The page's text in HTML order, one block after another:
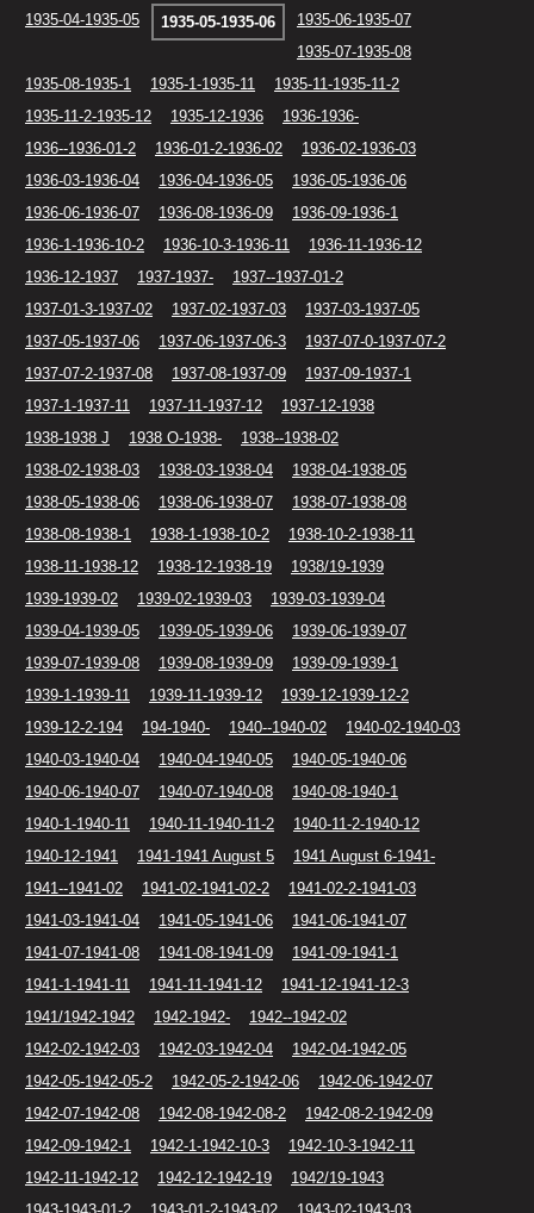
1935-04-1935-05
1935-05-1935-06
1935-06-1935-07
1935-07-1935-08
1935-08-1935-1
1935-1-1935-11
1935-11-1935-11-2
1935-11-2-1935-12
1935-12-1936
1936-1936-
1936--1936-01-2
1936-01-2-1936-02
1936-02-1936-03
1936-03-1936-04
1936-04-1936-05
1936-05-1936-06
1936-06-1936-07
1936-08-1936-09
1936-09-1936-1
1936-1-1936-10-2
1936-10-3-1936-11
1936-11-1936-12
1936-12-1937
1937-1937-
1937--1937-01-2
1937-01-3-1937-02
1937-02-1937-03
1937-03-1937-05
1937-05-1937-06
1937-06-1937-06-3
1937-07-0-1937-07-2
1937-07-2-1937-08
1937-08-1937-09
1937-09-1937-1
1937-1-1937-11
1937-11-1937-12
1937-12-1938
1938-1938 J
1938 O-1938-
1938--1938-02
1938-02-1938-03
1938-03-1938-04
1938-04-1938-05
1938-05-1938-06
1938-06-1938-07
1938-07-1938-08
1938-08-1938-1
1938-1-1938-10-2
1938-10-2-1938-11
1938-11-1938-12
1938-12-1938-19
1938/19-1939
1939-1939-02
1939-02-1939-03
1939-03-1939-04
1939-04-1939-05
1939-05-1939-06
1939-06-1939-07
1939-07-1939-08
1939-08-1939-09
1939-09-1939-1
1939-1-1939-11
1939-11-1939-12
1939-12-1939-12-2
1939-12-2-194
194-1940- 1940--1940-02
1940-02-1940-03
1940-03-1940-04
1940-04-1940-05
1940-05-1940-06
1940-06-1940-07
1940-07-1940-08
1940-08-1940-1
1940-1-1940-11
1940-11-1940-11-2
1940-11-2-1940-12
1940-12-1941
1941-1941 August 5
1941 August 6-1941-
1941--1941-02
1941-02-1941-02-2
1941-02-2-1941-03
1941-03-1941-04
1941-05-1941-06
1941-06-1941-07
1941-07-1941-08
1941-08-1941-09
1941-09-1941-1
1941-1-1941-11
1941-11-1941-12
1941-12-1941-12-3
1941/1942-1942
1942-1942-
1942--1942-02
1942-02-1942-03
1942-03-1942-04
1942-04-1942-05
1942-05-1942-05-2
1942-05-2-1942-06
1942-06-1942-07
1942-07-1942-08
1942-08-1942-08-2
1942-08-2-1942-09
1942-09-1942-1
1942-1-1942-10-3
1942-10-3-1942-11
1942-11-1942-12
1942-12-1942-19
1942/19-1943